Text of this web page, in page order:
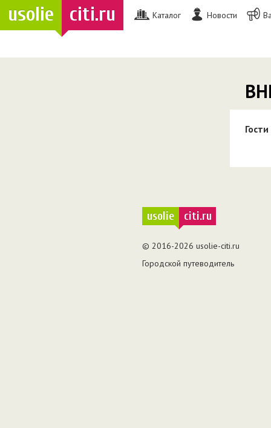
usolie citi.ru Каталог Новости
Гости
usolie citi.ru
© 2016-2026 usolie-citi.ru
Городской путеводитель